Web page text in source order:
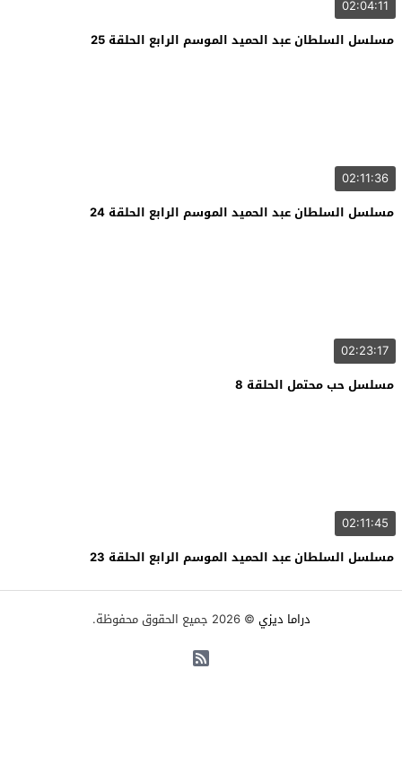
02:04:11
مسلسل السلطان عبد الحميد الموسم الرابع الحلقة 25
02:11:36
مسلسل السلطان عبد الحميد الموسم الرابع الحلقة 24
02:23:17
مسلسل حب محتمل الحلقة 8
02:11:45
مسلسل السلطان عبد الحميد الموسم الرابع الحلقة 23
دراما ديزي © 2026 جميع الحقوق محفوظة.